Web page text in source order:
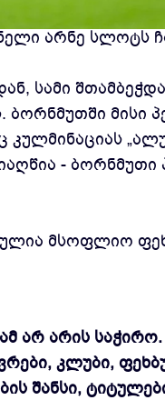
რომ
არნე სლოტს
სამი
ბორნმუთში მისი
- ბორნმუთი
მსოფლიო
არ არის
კლუბი,
შანსი,